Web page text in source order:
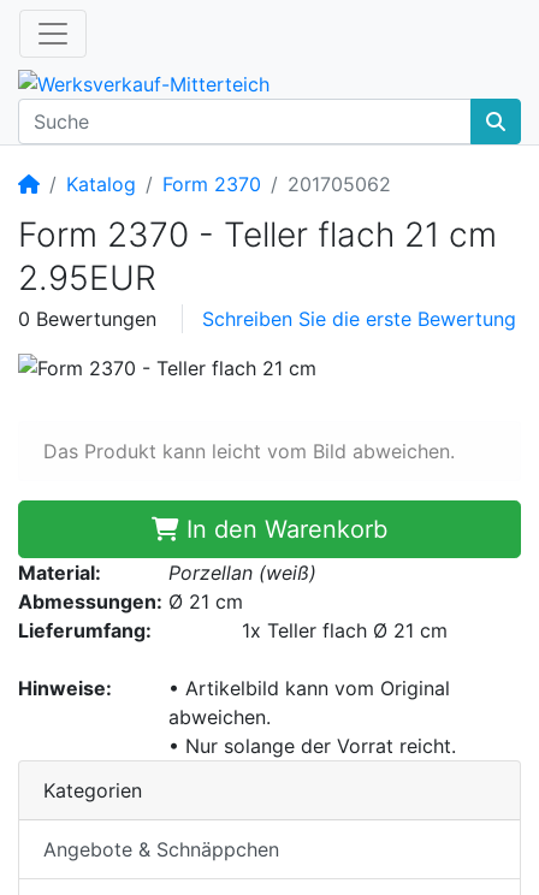
Startseite
Katalog Form 2370 201705062
Form 2370 - Teller flach 21 cm
2.95EUR
0 Bewertungen Schreiben Sie die erste Bewertung
Das Produkt kann leicht vom Bild abweichen.
In den Warenkorb
Material:
Porzellan (weiß)
Abmessungen: Ø 21 cm
Lieferumfang:
1x Teller flach Ø 21 cm
Hinweise:
• Artikelbild kann vom Original
abweichen.
• Nur solange der Vorrat reicht.
Kategorien
Angebote & Schnäppchen